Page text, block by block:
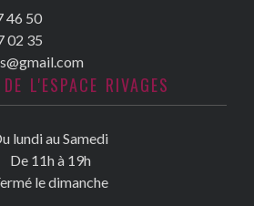
46 50
02 35
L'ESPACE RIVAGES
lundi au Samedi
De 11h à 19h
le dimanche